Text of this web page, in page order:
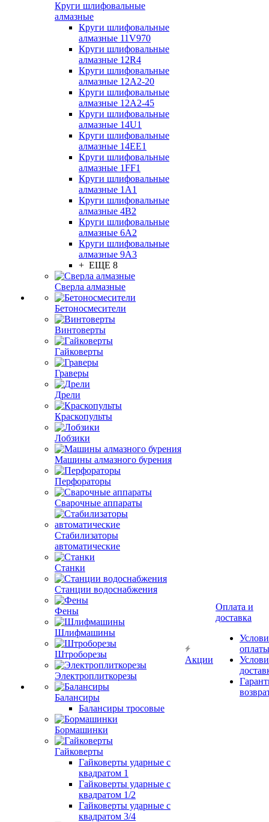
Круги шлифовальные
алмазные
Круги шлифовальные
алмазные 11V970
Круги шлифовальные
алмазные 12R4
Круги шлифовальные
алмазные 12А2-20
Круги шлифовальные
алмазные 12А2-45
Круги шлифовальные
алмазные 14U1
Круги шлифовальные
алмазные 14ЕЕ1
Круги шлифовальные
алмазные 1FF1
Круги шлифовальные
алмазные 1А1
Круги шлифовальные
алмазные 4В2
Круги шлифовальные
алмазные 6A2
Круги шлифовальные
алмазные 9А3
+ ЕЩЕ 8
Сверла алмазные
Бетоносмесители
Винтоверты
Гайковерты
Граверы
Дрели
Краскопульты
Лобзики
Машины алмазного бурения
Перфораторы
Сварочные аппараты
Стабилизаторы
автоматические
Станки
Станции водоснабжения
Фены
Шлифмашины
Штроборезы
Электроплиткорезы
Балансиры
Балансиры тросовые
Бормашинки
Гайковерты
Гайковерты ударные с
квадратом 1
Гайковерты ударные с
квадратом 1/2
Гайковерты ударные с
квадратом 3/4
Акции
Оплата и
доставка
оплаты